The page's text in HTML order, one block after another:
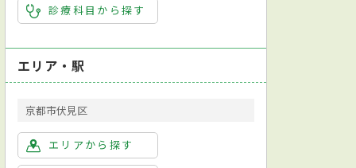
診療科目から探す
エリア・駅
京都市伏見区
エリアから探す